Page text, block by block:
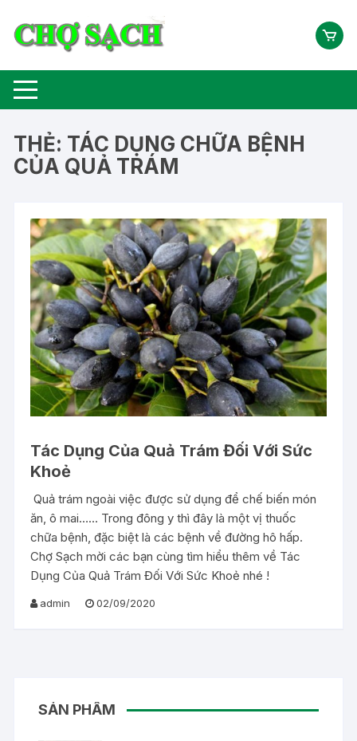
THẺ: TÁC DỤNG CHỮA BỆNH
CỦA QUẢ TRÁM
Tác Dụng Của Quả Trám Đối Với Sức
Khoẻ
Quả trám ngoài việc được sử dụng để chế biến món
ăn, ô mai…… Trong đông y thì đây là một vị thuốc
chữa bệnh, đặc biệt là các bệnh về đường hô hấp.
Chợ Sạch mời các bạn cùng tìm hiểu thêm về Tác
Dụng Của Quả Trám Đối Với Sức Khoẻ nhé !
admin 02/09/2020
SẢN PHẨM